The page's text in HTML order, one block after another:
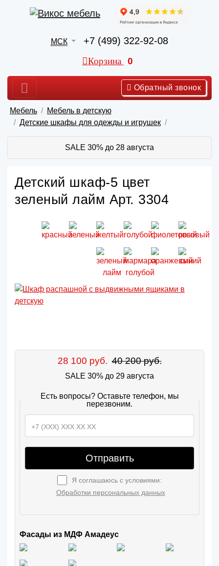
МСК +7 (499) 322-92-08
Корзина 0
Обратный звонок
Мебель
Мебель в детскую
Детские шкафы для одежды и игрушек
SALE 30% до 28 августа
Детский шкаф-5 цвет
зеленый лайм Арт. 3304
28 100 руб. 40 200 руб.
SALE 30% до 29 августа
Есть вопросы? Оставьте телефон, мы
перезвоним.
Отправить
Я соглашаюсь с условиями:
Обработки персональных данных
Фасады из МДФ Амадеус